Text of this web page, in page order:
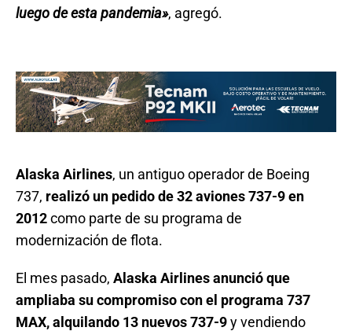
luego de esta pandemia», agregó.
Alaska Airlines, un antiguo operador de Boeing
737, realizó un pedido de 32 aviones 737-9 en
2012como parte de su programa de
modernización de flota.
El mes pasado, Alaska Airlines anunció que
ampliaba su compromiso con el programa 737
MAX, alquilando 13 nuevos 737-9y vendiendo